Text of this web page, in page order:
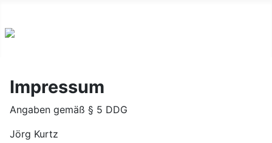
Impressum
Angaben gemäß § 5 DDG
Jörg Kurtz